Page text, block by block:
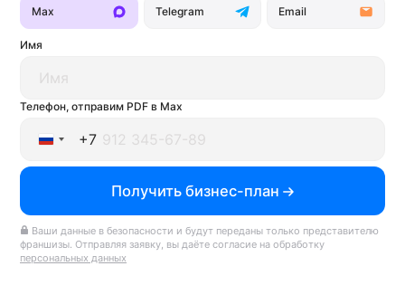
8 800 201-40-29
sp@businessmens.ru
Подбери франшизу за 1 минуту
Ответьте на пару вопросов про бюджет, сферу
бизнеса и город, а мы найдём лучшую франшизу
— быстро и бесплатно
Подобрать франшизу →
Max Telegram Email
Имя
Телефон, отправим PDF в Max
+7
Получить бизнес-план
Ваши данные в безопасности и будут переданы только представителю
франшизы. Отправляя заявку, вы даёте согласие на обработку
персональных данных